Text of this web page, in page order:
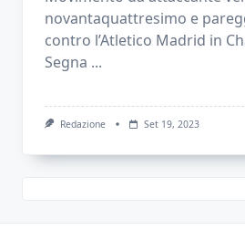
novantaquattresimo e
contro l’Atletico Madrid in
Segna ...
Redazione Set 19, 2023